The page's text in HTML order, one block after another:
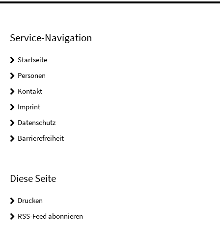
Service-Navigation
Startseite
Personen
Kontakt
Imprint
Datenschutz
Barrierefreiheit
Diese Seite
Drucken
RSS-Feed abonnieren